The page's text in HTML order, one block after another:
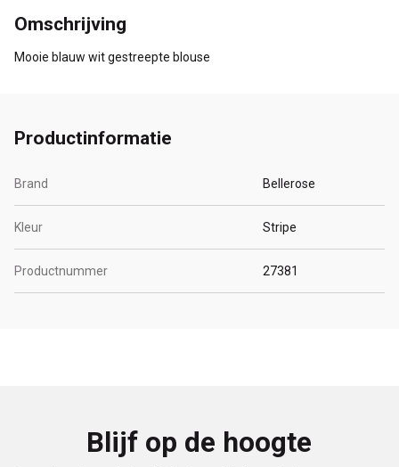
Omschrijving
Mooie blauw wit gestreepte blouse
Productinformatie
Brand Bellerose
Kleur Stripe
Productnummer 27381
Blijf op de hoogte